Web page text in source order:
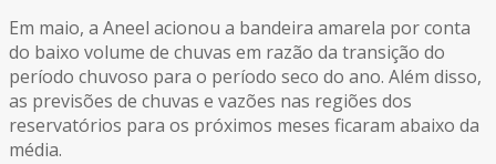
Em maio, a Aneel acionou a bandeira amarela por conta
do baixo volume de chuvas em razão da transição do
período chuvoso para o período seco do ano. Além disso,
as previsões de chuvas e vazões nas regiões dos
reservatórios para os próximos meses ficaram abaixo da
média.